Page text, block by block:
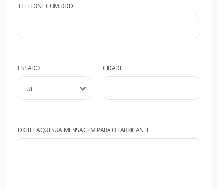
TELEFONE COM DDD
ESTADO CIDADE
DIGITE AQUI SUA MENSAGEM PARA O FABRICANTE